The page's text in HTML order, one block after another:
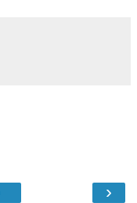
›